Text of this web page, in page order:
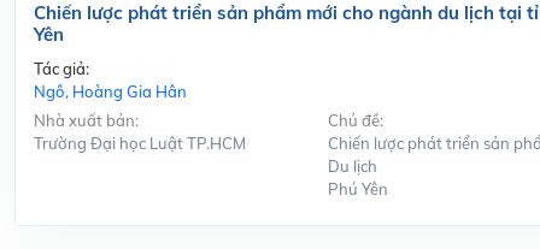
Chiến lược phát triển sản phẩm mới cho ngành du lịch tại
Yên
Tác giả:
Ngô, Hoàng Gia Hân
Nhà xuất bản:
Trường Đại học Luật TP.HCM
Chủ đề:
Chiến lược phát triển sản
Du lịch
Phú Yên